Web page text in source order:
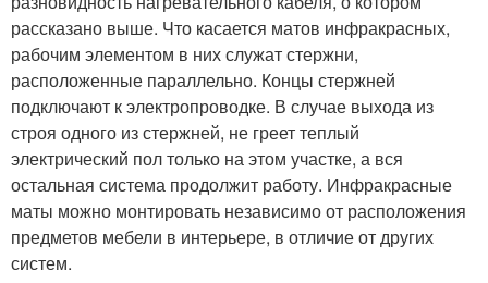
рассказано выше. Что касается матов инфракрасных,
рабочим элементом в них служат стержни,
расположенные параллельно. Концы стержней
подключают к электропроводке. В случае выхода из
строя одного из стержней, не греет теплый
электрический пол только на этом участке, а вся
остальная система продолжит работу. Инфракрасные
маты можно монтировать независимо от расположения
предметов мебели в интерьере, в отличие от других
систем.